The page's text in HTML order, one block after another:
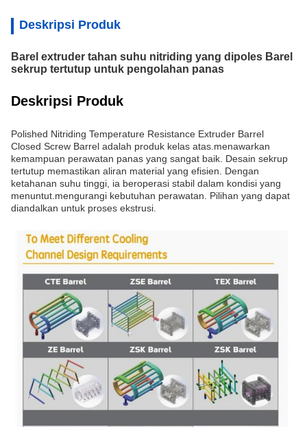
Deskripsi Produk
Barel extruder tahan suhu nitriding yang dipoles Barel
sekrup tertutup untuk pengolahan panas
Deskripsi Produk
Polished Nitriding Temperature Resistance Extruder Barrel
Closed Screw Barrel adalah produk kelas atas.menawarkan
kemampuan perawatan panas yang sangat baik. Desain sekrup
tertutup memastikan aliran material yang efisien. Dengan
ketahanan suhu tinggi, ia beroperasi stabil dalam kondisi yang
menuntut.mengurangi kebutuhan perawatan. Pilihan yang dapat
diandalkan untuk proses ekstrusi.